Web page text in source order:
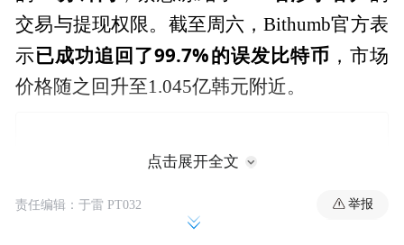
交易与提现权限。截至周六，Bithumb官方表
示已成功追回了99.7%的误发比特币 ，市场
价格随之回升至1.045亿韩元附近。
点击展开全文
责任编辑：于雷 PT032 举报